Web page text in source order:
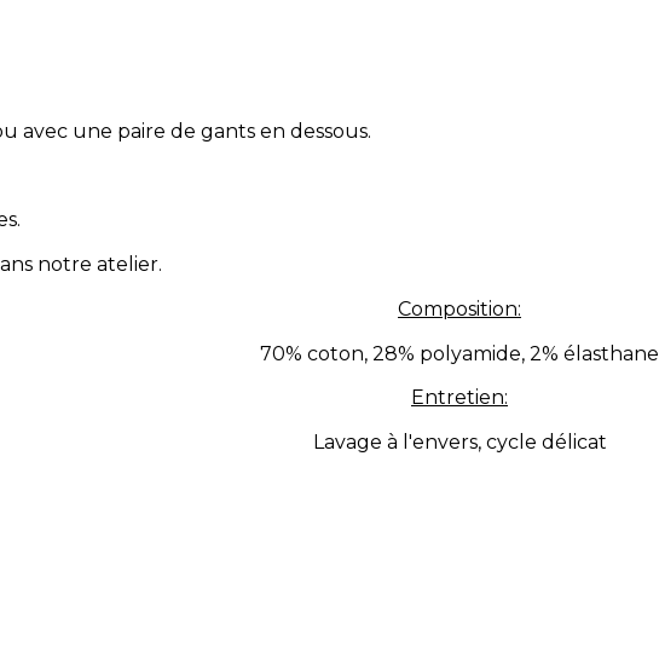
avec une paire de gants en dessous.
notre atelier.
Composition:
70% coton, 28% polyamide, 2% élasthane
Entretien:
Lavage à l'envers, cycle délicat